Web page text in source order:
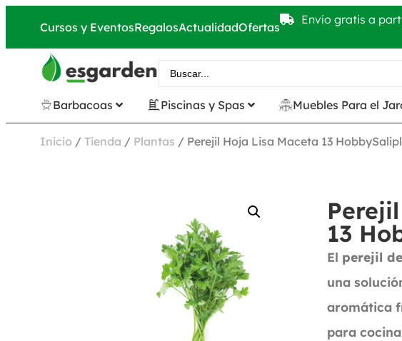
Cursos y EventosRegalosActualidadOfertas
Envío gratis a
Barbacoas Piscinas y Spas Muebles Para el
Inicio / Tienda / Plantas / Perejil Hoja Lisa Maceta 13
13
El perejil
una
aromática
para